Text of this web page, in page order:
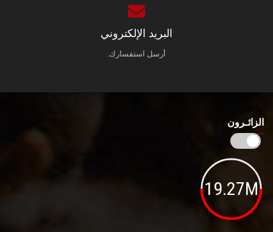
البريد الإلكتروني
أرسل استفسارك.
الزائـرون
19.27M